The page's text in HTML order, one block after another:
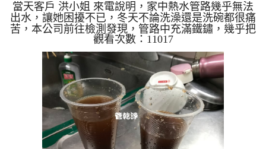
當天客戶 洪小姐 來電說明，家中熱水管路幾乎無法
出水，讓她困擾不已，冬天不論洗澡還是洗碗都很痛
苦，本公司前往檢測發現，管路中充滿鐵鏽，幾乎把
水管都堵住，本公司開始架起 水管清洗機 ，開始 洗
水管 ，管路水龍頭一直噴出泥水，如下影片圖片，
清管路幾度堵住水管，於是改用特殊工法來處理，花
了約兩個多小時，最後管路中的鐵鏽終於洗乾淨，客
戶終於可以正常洗澡洗碗了。 清洗水管, 水管清
洗, 洗水管, 熱水管堵塞, 熱水忽冷忽熱 ...
觀看次數：11017